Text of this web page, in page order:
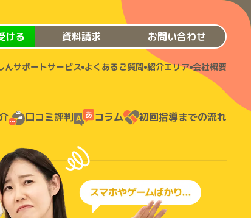
ける 資料請求 お問い合わせ
んサポートサービス よくあるご質問 紹介エリア 会社概要
口コミ評判 コラム 初回指導までの流れ